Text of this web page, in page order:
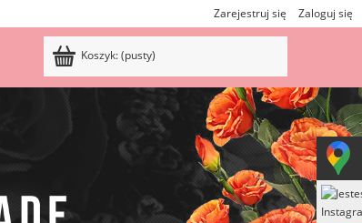
Zarejestruj się Zaloguj się
Koszyk:(pusty)